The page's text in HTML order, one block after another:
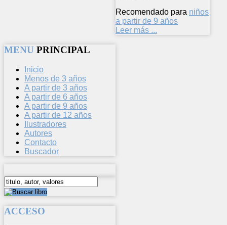
Recomendado para niños
a partir de 9 años
Leer más ...
MENU PRINCIPAL
Inicio
Menos de 3 años
A partir de 3 años
A partir de 6 años
A partir de 9 años
A partir de 12 años
Ilustradores
Autores
Contacto
Buscador
ACCESO